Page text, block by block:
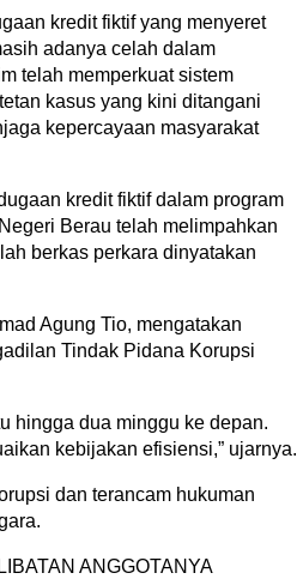
kredit fiktif yang menyeret
adanya celah dalam
telah memperkuat sistem
kasus yang kini ditangani
kepercayaan masyarakat
kredit fiktif dalam program
Berau telah melimpahkan
berkas perkara dinyatakan
Agung Tio, mengatakan
Tindak Pidana Korupsi
hingga dua minggu ke depan.
kebijakan efisiensi,” ujarnya.
dan terancam hukuman
ANGGOTANYA